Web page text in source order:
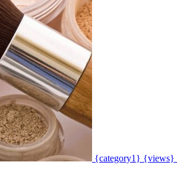
{category1} {views}